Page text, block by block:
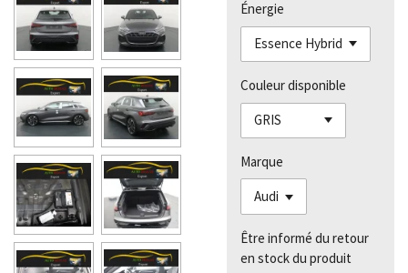
Énergie
Couleur disponible
Marque
Être informé du retour
en stock du produit